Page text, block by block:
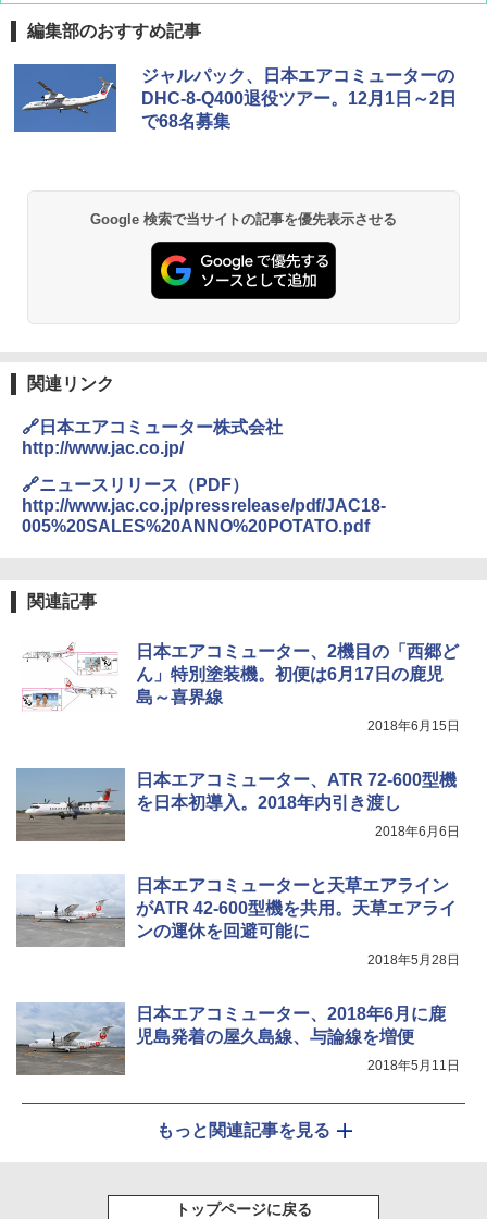
僕が見た未来【完全版】
￥0
力的な町 2026～2027 地球の歩き方D アジア
￥2,079
地球の歩き方 スター・ウォーズ
￥2,695
パ
￥2,277
[キャンパーズコレクション 山善] ポップアッ
プテント 傘みたいに広げて畳める パッとサ
ッとサンシェード キューブ フルクローズ メ
ッシュ 簡単設置 ワンタッチテント キャンプ
PYKES PEAK (パイクスピーク) 着替えテン
ト プライバシー テント 【中が透けない】 1
人用 折りたたみ 防災グッズ 災害用トイレ ビ
ーチ ピクニック ポップアップテント 携帯 簡
ENDLESS BASE 《めざましテレビで紹介》
テント ワンタッチ RENEW 幅200 2-3人用 43
500002(88859)
￥5,999
￥9,990
[キャンパーズコレクション 山善] 傘みたいに
イド ブラックコーティング フルクローズ メ
ッシュ 4人用 簡単設置 ポップアップテント P
ATCW-150B エクルベージュ
DEWEL パラソル 大型 ビーチ アウトドアパ
ラソル ガーデン サイトシート付 折りたたみ
防水 UVカット 4段階高さ調整 軽量 収納袋付
き
GRANDOOR ステンレス保冷剤 2個セット 2
026リニューアル 急速冷凍 空間倍増 衛生的
コンパクト 保冷力長持ち
￥2,980
秒）射程5～10m 安全ロック搭載 携帯収納袋
付き ヒグマ・イノシシ対策 自治体・教育機
関の購入実績 登山・キャンプ・アウトドア・
防災用品 長期保存可能 緊急時用 日本国内発
送
￥3,680
￥14,800
着替えテント トイレテント 透けない【換気
コンパクト iimono117 (ブルー)
￥3,080
編集部のおすすめ記事
ジャルパック、日本エアコミューターの
DHC-8-Q400退役ツアー。12月1日～2日
で68名募集
Google 検索で当サイトの記事を優先表示させる
関連リンク
🔗日本エアコミューター株式会社
http://www.jac.co.jp/
🔗ニュースリリース（PDF）
http://www.jac.co.jp/pressrelease/pdf/JAC18-
005%20SALES%20ANNO%20POTATO.pdf
関連記事
日本エアコミューター、2機目の「西郷ど
ん」特別塗装機。初便は6月17日の鹿児
島～喜界線
2018年6月15日
日本エアコミューター、ATR 72-600型機
を日本初導入。2018年内引き渡し
2018年6月6日
日本エアコミューターと天草エアライン
がATR 42-600型機を共用。天草エアライ
ンの運休を回避可能に
2018年5月28日
日本エアコミューター、2018年6月に鹿
児島発着の屋久島線、与論線を増便
2018年5月11日
もっと関連記事を見る
トップページに戻る